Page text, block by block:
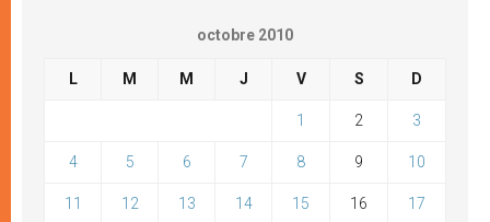
octobre 2010
L M M J V S D
1 2 3
4 5 6 7 8 9 10
11 12 13 14 15 16 17